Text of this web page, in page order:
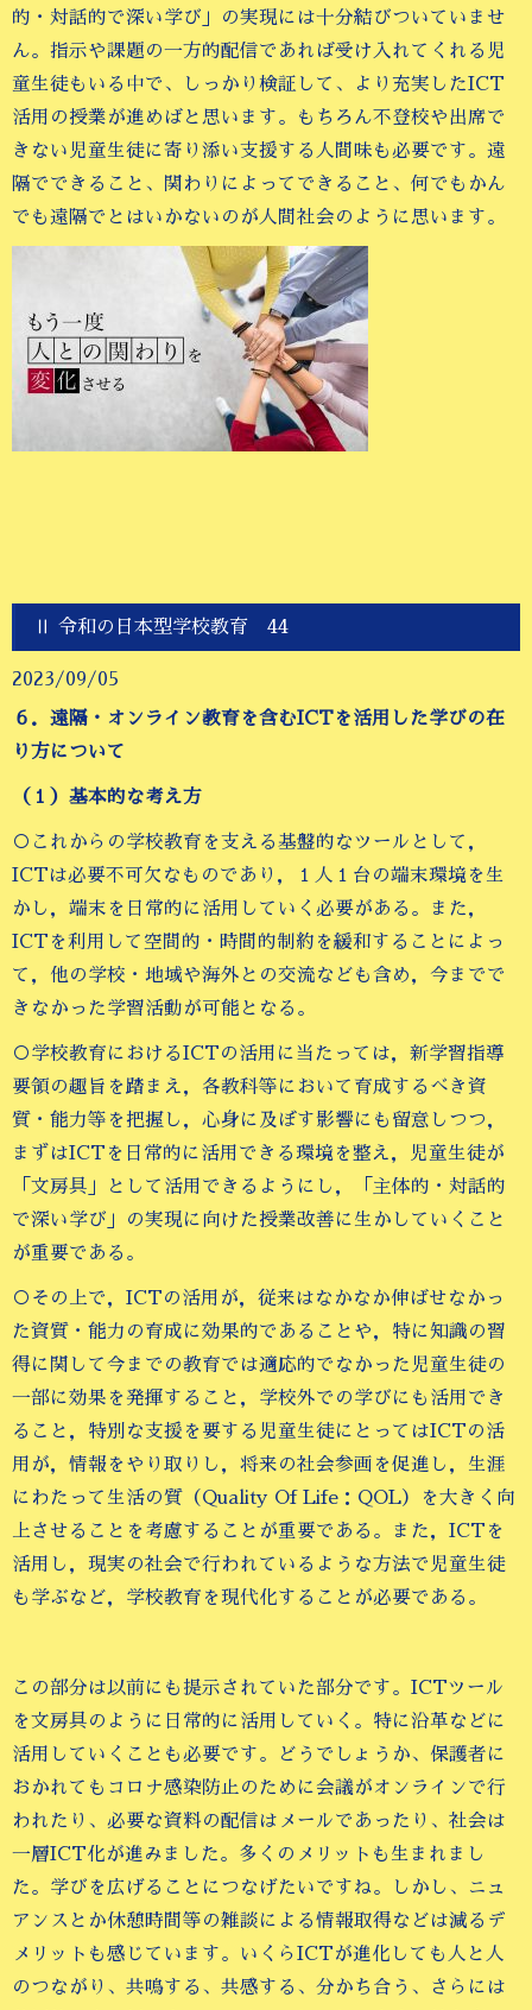
的・対話的で深い学び」の実現には十分結びついていませ
ん。指示や課題の一方的配信であれば受け入れてくれる児
童生徒もいる中で、しっかり検証して、より充実したICT
活用の授業が進めばと思います。もちろん不登校や出席で
きない児童生徒に寄り添い支援する人間味も必要です。遠
隔でできること、関わりによってできること、何でもかん
でも遠隔でとはいかないのが人間社会のように思います。
Ⅱ 令和の日本型学校教育 44
2023/09/05
６．遠隔・オンライン教育を含むICTを活用した学びの在
り方について
（１）基本的な考え方
○これからの学校教育を支える基盤的なツールとして，
ICTは必要不可欠なものであり，１人１台の端末環境を生
かし，端末を日常的に活用していく必要がある。また，
ICTを利用して空間的・時間的制約を緩和することによっ
て，他の学校・地域や海外との交流なども含め，今までで
きなかった学習活動が可能となる。
○学校教育におけるICTの活用に当たっては，新学習指導
要領の趣旨を踏まえ，各教科等において育成するべき資
質・能力等を把握し，心身に及ぼす影響にも留意しつつ，
まずはICTを日常的に活用できる環境を整え，児童生徒が
「文房具」として活用できるようにし，「主体的・対話的
で深い学び」の実現に向けた授業改善に生かしていくこと
が重要である。
○その上で，ICTの活用が，従来はなかなか伸ばせなかっ
た資質・能力の育成に効果的であることや，特に知識の習
得に関して今までの教育では適応的でなかった児童生徒の
一部に効果を発揮すること，学校外での学びにも活用でき
ること，特別な支援を要する児童生徒にとってはICTの活
用が，情報をやり取りし，将来の社会参画を促進し，生涯
にわたって生活の質（Quality Of Life：QOL）を大きく向
上させることを考慮することが重要である。また，ICTを
活用し，現実の社会で行われているような方法で児童生徒
も学ぶなど，学校教育を現代化することが必要である。
この部分は以前にも提示されていた部分です。ICTツール
を文房具のように日常的に活用していく。特に沿革などに
活用していくことも必要です。どうでしょうか、保護者に
おかれてもコロナ感染防止のために会議がオンラインで行
われたり、必要な資料の配信はメールであったり、社会は
一層ICT化が進みました。多くのメリットも生まれまし
た。学びを広げることにつなげたいですね。しかし、ニュ
アンスとか休憩時間等の雑談による情報取得などは減るデ
メリットも感じています。いくらICTが進化しても人と人
のつながり、共鳴する、共感する、分かち合う、さらには